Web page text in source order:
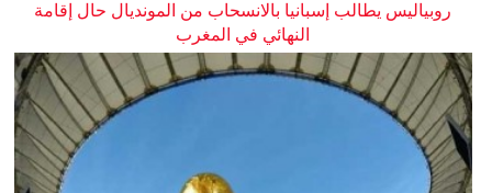
روبياليس يطالب إسبانيا بالانسحاب من المونديال حال إقامة
النهائي في المغرب